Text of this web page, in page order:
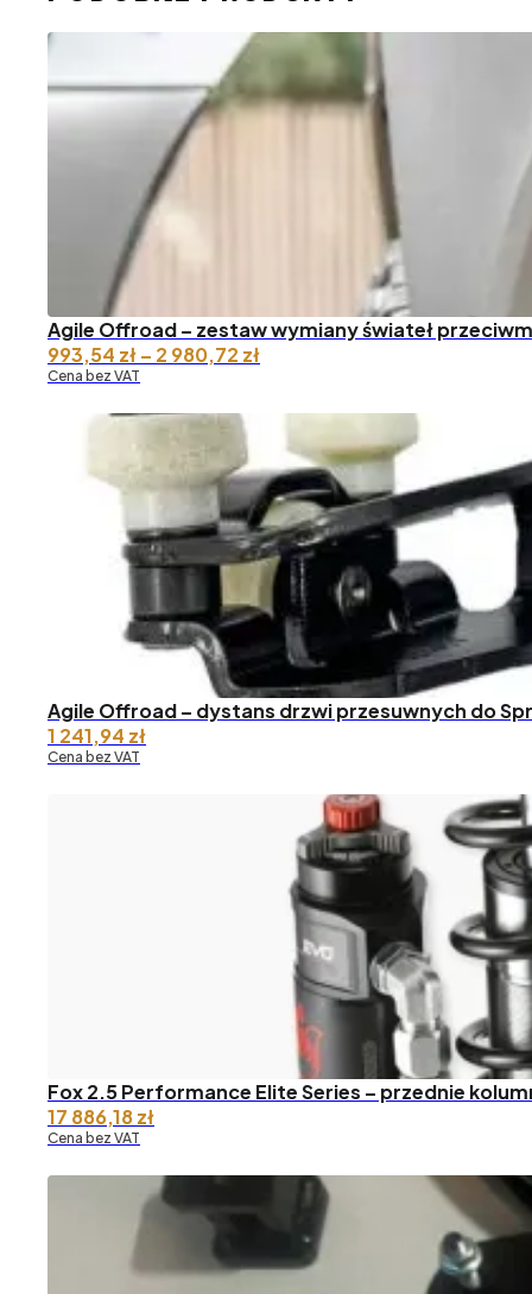
Agile Offroad – zestaw wymiany świateł
993,54 zł– 2 980,72 złZakres
980,72 zł
Cena bez VAT
Agile Offroad – dystans drzwi przesuwnych do
1 241,94 zł
Cena bez VAT
Fox 2.5 Performance Elite Series – przednie
17 886,18zł
Cena bez VAT